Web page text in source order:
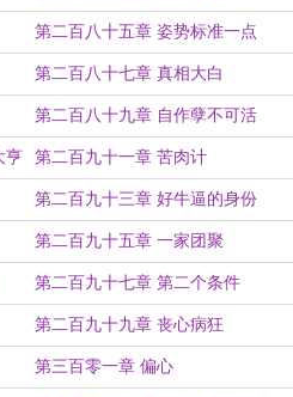
第二百八十五章 姿势标准一点
第二百八十七章 真相大白
第二百八十九章 自作孽不可活
亨 第二百九十一章 苦肉计
第二百九十三章 好牛逼的身份
第二百九十五章 一家团聚
第二百九十七章 第二个条件
第二百九十九章 丧心病狂
第三百零一章 偏心